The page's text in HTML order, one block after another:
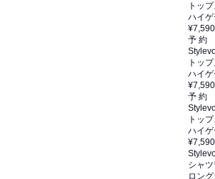
トッ
ハイ
¥7,590
予 約
トッ
ハイ
¥7,590
予 約
トッ
ハイ
¥7,590
シャ
ロン